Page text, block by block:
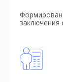
заключения